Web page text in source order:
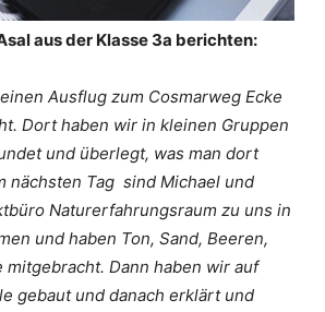
aus der Klasse 3a berichten:
Ausflug zum Cosmarweg Ecke
Dort haben wir in kleinen Gruppen
und überlegt, was man dort
nächsten Tag sind Michael und
Naturerfahrungsraum zu uns in
und haben Ton, Sand, Beeren,
mitgebracht. Dann haben wir auf
gebaut und danach erklärt und